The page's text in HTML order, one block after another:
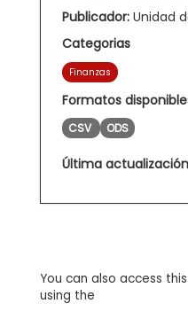
Publicador: Unidad
Categorias
Finanzas
Formatos
CSV ODS
Última
You can also access
using the